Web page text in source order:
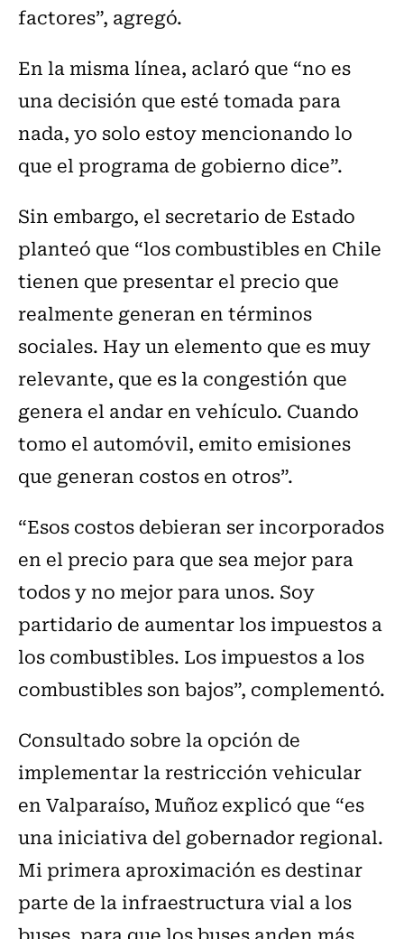
factores”, agregó.
En la misma línea, aclaró que “no es
una decisión que esté tomada para
nada, yo solo estoy mencionando lo
que el programa de gobierno dice”.
Sin embargo, el secretario de Estado
planteó que “los combustibles en Chile
tienen que presentar el precio que
realmente generan en términos
sociales. Hay un elemento que es muy
relevante, que es la congestión que
genera el andar en vehículo. Cuando
tomo el automóvil, emito emisiones
que generan costos en otros”.
“Esos costos debieran ser incorporados
en el precio para que sea mejor para
todos y no mejor para unos. Soy
partidario de aumentar los impuestos a
los combustibles. Los impuestos a los
combustibles son bajos”, complementó.
Consultado sobre la opción de
implementar la restricción vehicular
en Valparaíso, Muñoz explicó que “es
una iniciativa del gobernador regional.
Mi primera aproximación es destinar
parte de la infraestructura vial a los